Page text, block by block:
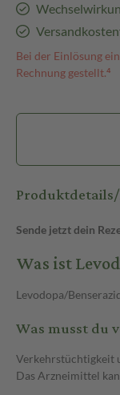
Bei der Einlösung
Rechnung gestellt.⁴
Sende jetzt dein
Was ist
Levodopa/
Was musst du
Verkehrstüchtigkeit
Das Arzneimittel